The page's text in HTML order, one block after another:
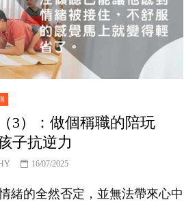
3）：做個稱職的陪玩
子抗逆力
16/07/2025
緒的全然否定，並無法帶來心中